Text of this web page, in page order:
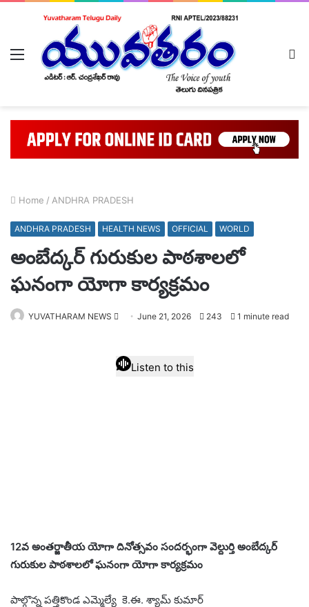
Menu
Home / ANDHRA PRADESH
ANDHRA PRADESH HEALTH NEWS OFFICIAL WORLD
అంబేద్కర్ గురుకుల పాఠశాలలో
ఘనంగా యోగా కార్యక్రమం
YUVATHARAM NEWS
Send June 21, 2026 243 1 minute read
Listen to this
12వ అంతర్జాతీయ యోగా దినోత్సవం సందర్భంగా వెల్దుర్తి అంబేద్కర్
గురుకుల పాఠశాలలో ఘనంగా యోగా కార్యక్రమం
పాల్గొన్న పత్తికొండ ఎమ్మెల్యే కె.ఈ. శ్యామ్ కుమార్